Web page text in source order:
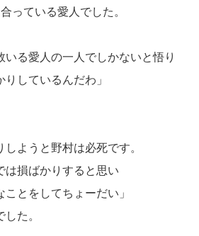
っている愛人でした。
いる愛人の一人でしかないと悟り
りしているんだわ」
ようと野村は必死です。
は損ばかりすると思い
とをしてちょーだい」
た。